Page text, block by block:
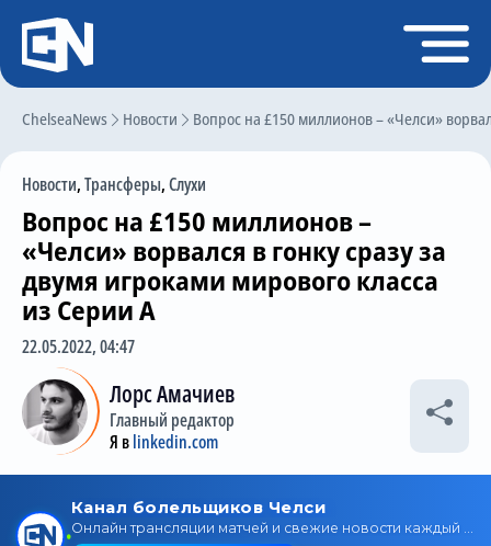
ChelseaNews Новости Вопрос на £150 миллионов – «Челси»
Новости,Трансферы,Слухи
Вопрос на £150 миллионов –
«Челси» ворвался в гонку сразу за
двумя игроками мирового класса
из Серии А
22.05.2022, 04:47
Лорс Амачиев
Главный редактор
Я вlinkedin.com
Регистрация
Главная
Чат
Трансферы
Слухи
История Челси
Статистика
Календарь игр
Состав команды
Трансляции